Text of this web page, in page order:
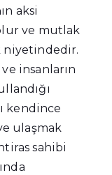
aksi
ve mutlak
niyetindedir.
insanların
kendince
ulaşmak
sahibi